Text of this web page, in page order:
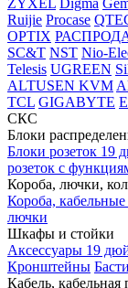
ZYXEL Digma
Ruijie Procase
OPTIX
SC&T NST Nio-
Telesis UGREEN
ALTUSEN KVM
TCL GIGABYTE
СКС
Блоки
Блоки розеток 19
розеток с
Короба, лючки,
Короба,
лючки
Шкафы и стойки
Аксессуары 19
Кронштейны
Кабель, кабельная